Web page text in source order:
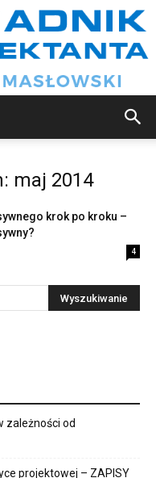
maj 2014
krok po kroku –
4
zależności od
projektowej – ZAPISY